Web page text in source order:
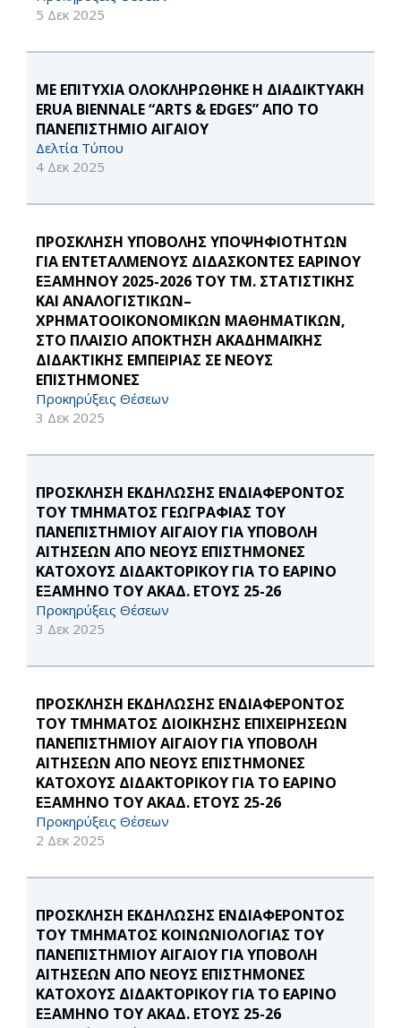
5 Δεκ 2025
ΜΕ ΕΠΙΤΥΧΙΑ ΟΛΟΚΛΗΡΩΘΗΚΕ Η ΔΙΑΔΙΚΤΥΑΚΗ
ERUA BIENNALE “ARTS & EDGES” ΑΠΟ ΤΟ
ΠΑΝΕΠΙΣΤΗΜΙΟ ΑΙΓΑΙΟΥ
Δελτία Τύπου
4 Δεκ 2025
ΠΡΟΣΚΛΗΣΗ ΥΠΟΒΟΛΗΣ ΥΠΟΨΗΦΙΟΤΗΤΩΝ
ΓΙΑ ΕΝΤΕΤΑΛΜΕΝΟΥΣ ΔΙΔΑΣΚΟΝΤΕΣ ΕΑΡΙΝΟΥ
ΕΞΑΜΗΝΟΥ 2025-2026 ΤΟΥ ΤΜ. ΣΤΑΤΙΣΤΙΚΗΣ
ΚΑΙ ΑΝΑΛΟΓΙΣΤΙΚΩΝ–
ΧΡΗΜΑΤΟΟΙΚΟΝΟΜΙΚΩΝ ΜΑΘΗΜΑΤΙΚΩΝ,
ΣΤΟ ΠΛΑΙΣΙΟ ΑΠΟΚΤΗΣΗ ΑΚΑΔΗΜΑΪΚΗΣ
ΔΙΔΑΚΤΙΚΗΣ ΕΜΠΕΙΡΙΑΣ ΣΕ ΝΕΟΥΣ
ΕΠΙΣΤΗΜΟΝΕΣ
Προκηρύξεις Θέσεων
3 Δεκ 2025
ΠΡΟΣΚΛΗΣΗ ΕΚΔΗΛΩΣΗΣ ΕΝΔΙΑΦΕΡΟΝΤΟΣ
ΤΟΥ ΤΜΗΜΑΤΟΣ ΓΕΩΓΡΑΦΙΑΣ ΤΟΥ
ΠΑΝΕΠΙΣΤΗΜΙΟΥ ΑΙΓΑΙΟΥ ΓΙΑ ΥΠΟΒΟΛΗ
ΑΙΤΗΣΕΩΝ ΑΠΟ ΝΕΟΥΣ ΕΠΙΣΤΗΜΟΝΕΣ
ΚΑΤΟΧΟΥΣ ΔΙΔΑΚΤΟΡΙΚΟΥ ΓΙΑ ΤΟ ΕΑΡΙΝΟ
ΕΞΑΜΗΝΟ ΤΟΥ ΑΚΑΔ. ΕΤΟΥΣ 25-26
Προκηρύξεις Θέσεων
3 Δεκ 2025
ΠΡΟΣΚΛΗΣΗ ΕΚΔΗΛΩΣΗΣ ΕΝΔΙΑΦΕΡΟΝΤΟΣ
ΤΟΥ ΤΜΗΜΑΤΟΣ ΔΙΟΙΚΗΣΗΣ ΕΠΙΧΕΙΡΗΣΕΩΝ
ΠΑΝΕΠΙΣΤΗΜΙΟΥ ΑΙΓΑΙΟΥ ΓΙΑ ΥΠΟΒΟΛΗ
ΑΙΤΗΣΕΩΝ ΑΠΟ ΝΕΟΥΣ ΕΠΙΣΤΗΜΟΝΕΣ
ΚΑΤΟΧΟΥΣ ΔΙΔΑΚΤΟΡΙΚΟΥ ΓΙΑ ΤΟ ΕΑΡΙΝΟ
ΕΞΑΜΗΝΟ ΤΟΥ ΑΚΑΔ. ΕΤΟΥΣ 25-26
Προκηρύξεις Θέσεων
2 Δεκ 2025
ΠΡΟΣΚΛΗΣΗ ΕΚΔΗΛΩΣΗΣ ΕΝΔΙΑΦΕΡΟΝΤΟΣ
ΤΟΥ ΤΜΗΜΑΤΟΣ ΚΟΙΝΩΝΙΟΛΟΓΙΑΣ ΤΟΥ
ΠΑΝΕΠΙΣΤΗΜΙΟΥ ΑΙΓΑΙΟΥ ΓΙΑ ΥΠΟΒΟΛΗ
ΑΙΤΗΣΕΩΝ ΑΠΟ ΝΕΟΥΣ ΕΠΙΣΤΗΜΟΝΕΣ
ΚΑΤΟΧΟΥΣ ΔΙΔΑΚΤΟΡΙΚΟΥ ΓΙΑ ΤΟ ΕΑΡΙΝΟ
ΕΞΑΜΗΝΟ ΤΟΥ ΑΚΑΔ. ΕΤΟΥΣ 25-26